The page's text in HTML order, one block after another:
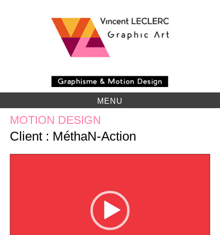
MENU
MOTION DESIGN
Client : MéthaN-Action